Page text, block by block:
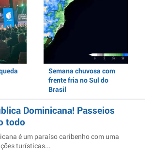
Semana chuvosa com
frente fria no Sul do
Brasil
Dominicana! Passeios
todo
é um paraíso caribenho com uma
turísticas...